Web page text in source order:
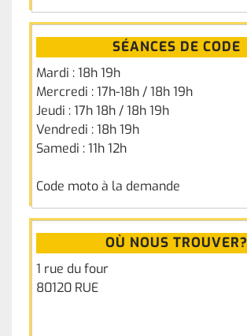
SÉANCES DE CODE
Mardi : 18h 19h
Mercredi : 17h-18h / 18h 19h
Jeudi : 17h 18h / 18h 19h
Vendredi : 18h 19h
Samedi : 11h 12h
Code moto à la demande
OÙ NOUS TROUVER?
1 rue du four
80120 RUE